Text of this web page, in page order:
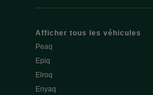
Afficher tous les véhicules
Peaq
Epiq
Elroq
Enyaq